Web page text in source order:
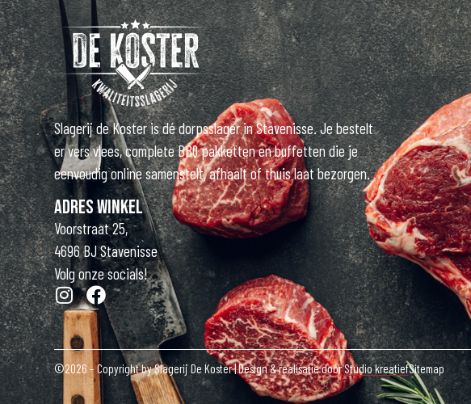
Slagerij de Koster is dé dorpsslager in Stavenisse. Je bestelt
er vers vlees, complete BBQ pakketten en buffetten die je
eenvoudig online samenstelt, afhaalt of thuis laat bezorgen.
Adres winkel
Voorstraat 25,
4696 BJ Stavenisse
Volg onze socials!
©2026 – Copyright by Slagerij De Koster| Design & realisatie doorStudio kreatiefSitemap